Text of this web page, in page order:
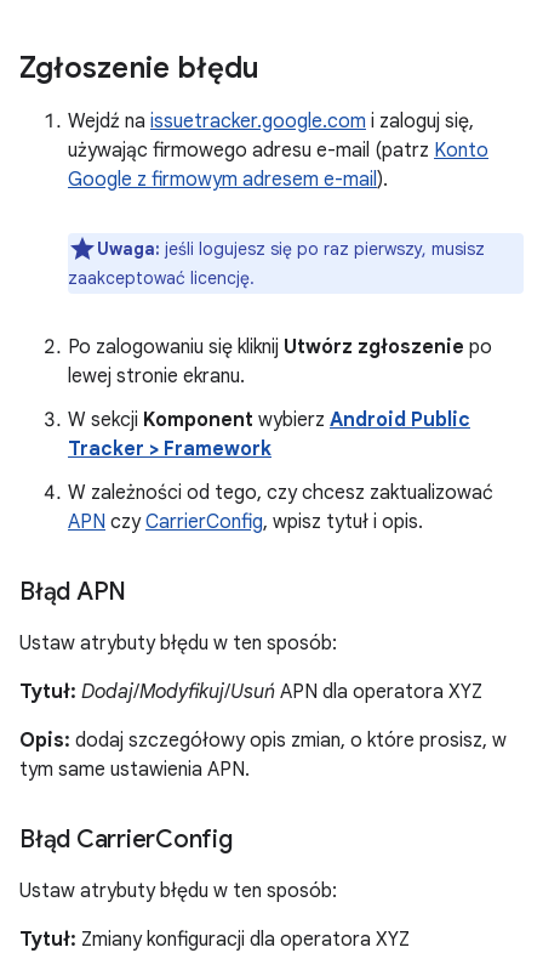
Zgłoszenie błędu
Wejdź na issuetracker.google.com i zaloguj się,
używając firmowego adresu e-mail (patrz Konto
Google z firmowym adresem e-mail).
Uwaga: jeśli logujesz się po raz pierwszy, musisz
zaakceptować licencję.
Po zalogowaniu się kliknij Utwórz zgłoszenie po
lewej stronie ekranu.
W sekcji Komponent wybierz Android Public
Tracker > Framework
W zależności od tego, czy chcesz zaktualizować
APN czyCarrierConfig, wpisz tytuł i opis.
Błąd APN
Ustaw atrybuty błędu w ten sposób:
Tytuł: Dodaj/Modyfikuj/Usuń APN dla operatora XYZ
Opis: dodaj szczegółowy opis zmian, o które prosisz, w
tym same ustawienia APN.
Błąd CarrierConfig
Ustaw atrybuty błędu w ten sposób:
Tytuł: Zmiany konfiguracji dla operatora XYZ